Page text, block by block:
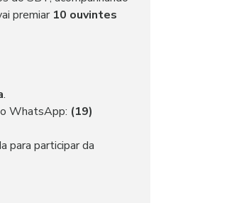
premiar 10 ouvintes
.
WhatsApp: (19)
para participar da